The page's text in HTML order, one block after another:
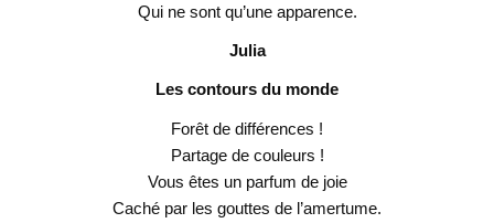
Qui ne sont qu’une apparence.
Julia
Les contours du monde
Forêt de différences !
Partage de couleurs !
Vous êtes un parfum de joie
Caché par les gouttes de l’amertume.